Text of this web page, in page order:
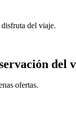
disfruta del viaje.
del
ofertas.